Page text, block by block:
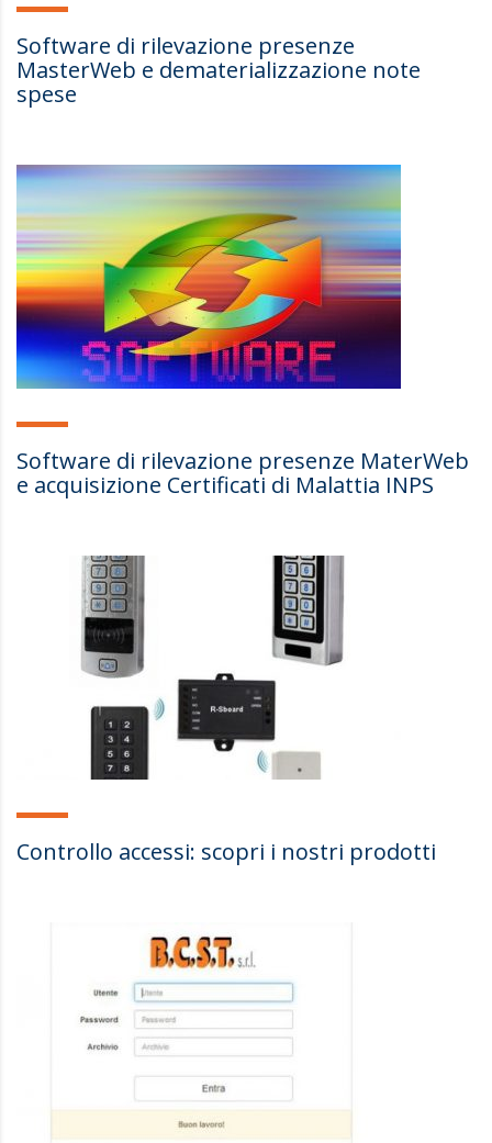
Software di rilevazione presenze
MasterWeb e dematerializzazione note
spese
Software di rilevazione presenze MaterWeb
e acquisizione Certificati di Malattia INPS
Controllo accessi: scopri i nostri prodotti